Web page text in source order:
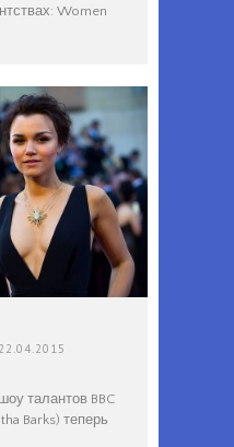
Women
22.04.2015
талантов BBC
Barks) теперь